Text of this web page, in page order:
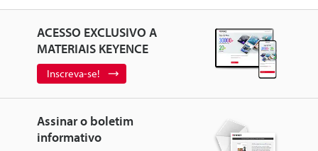
ACESSO EXCLUSIVO A
MATERIAIS KEYENCE
Inscreva-se!
Assinar o boletim
informativo